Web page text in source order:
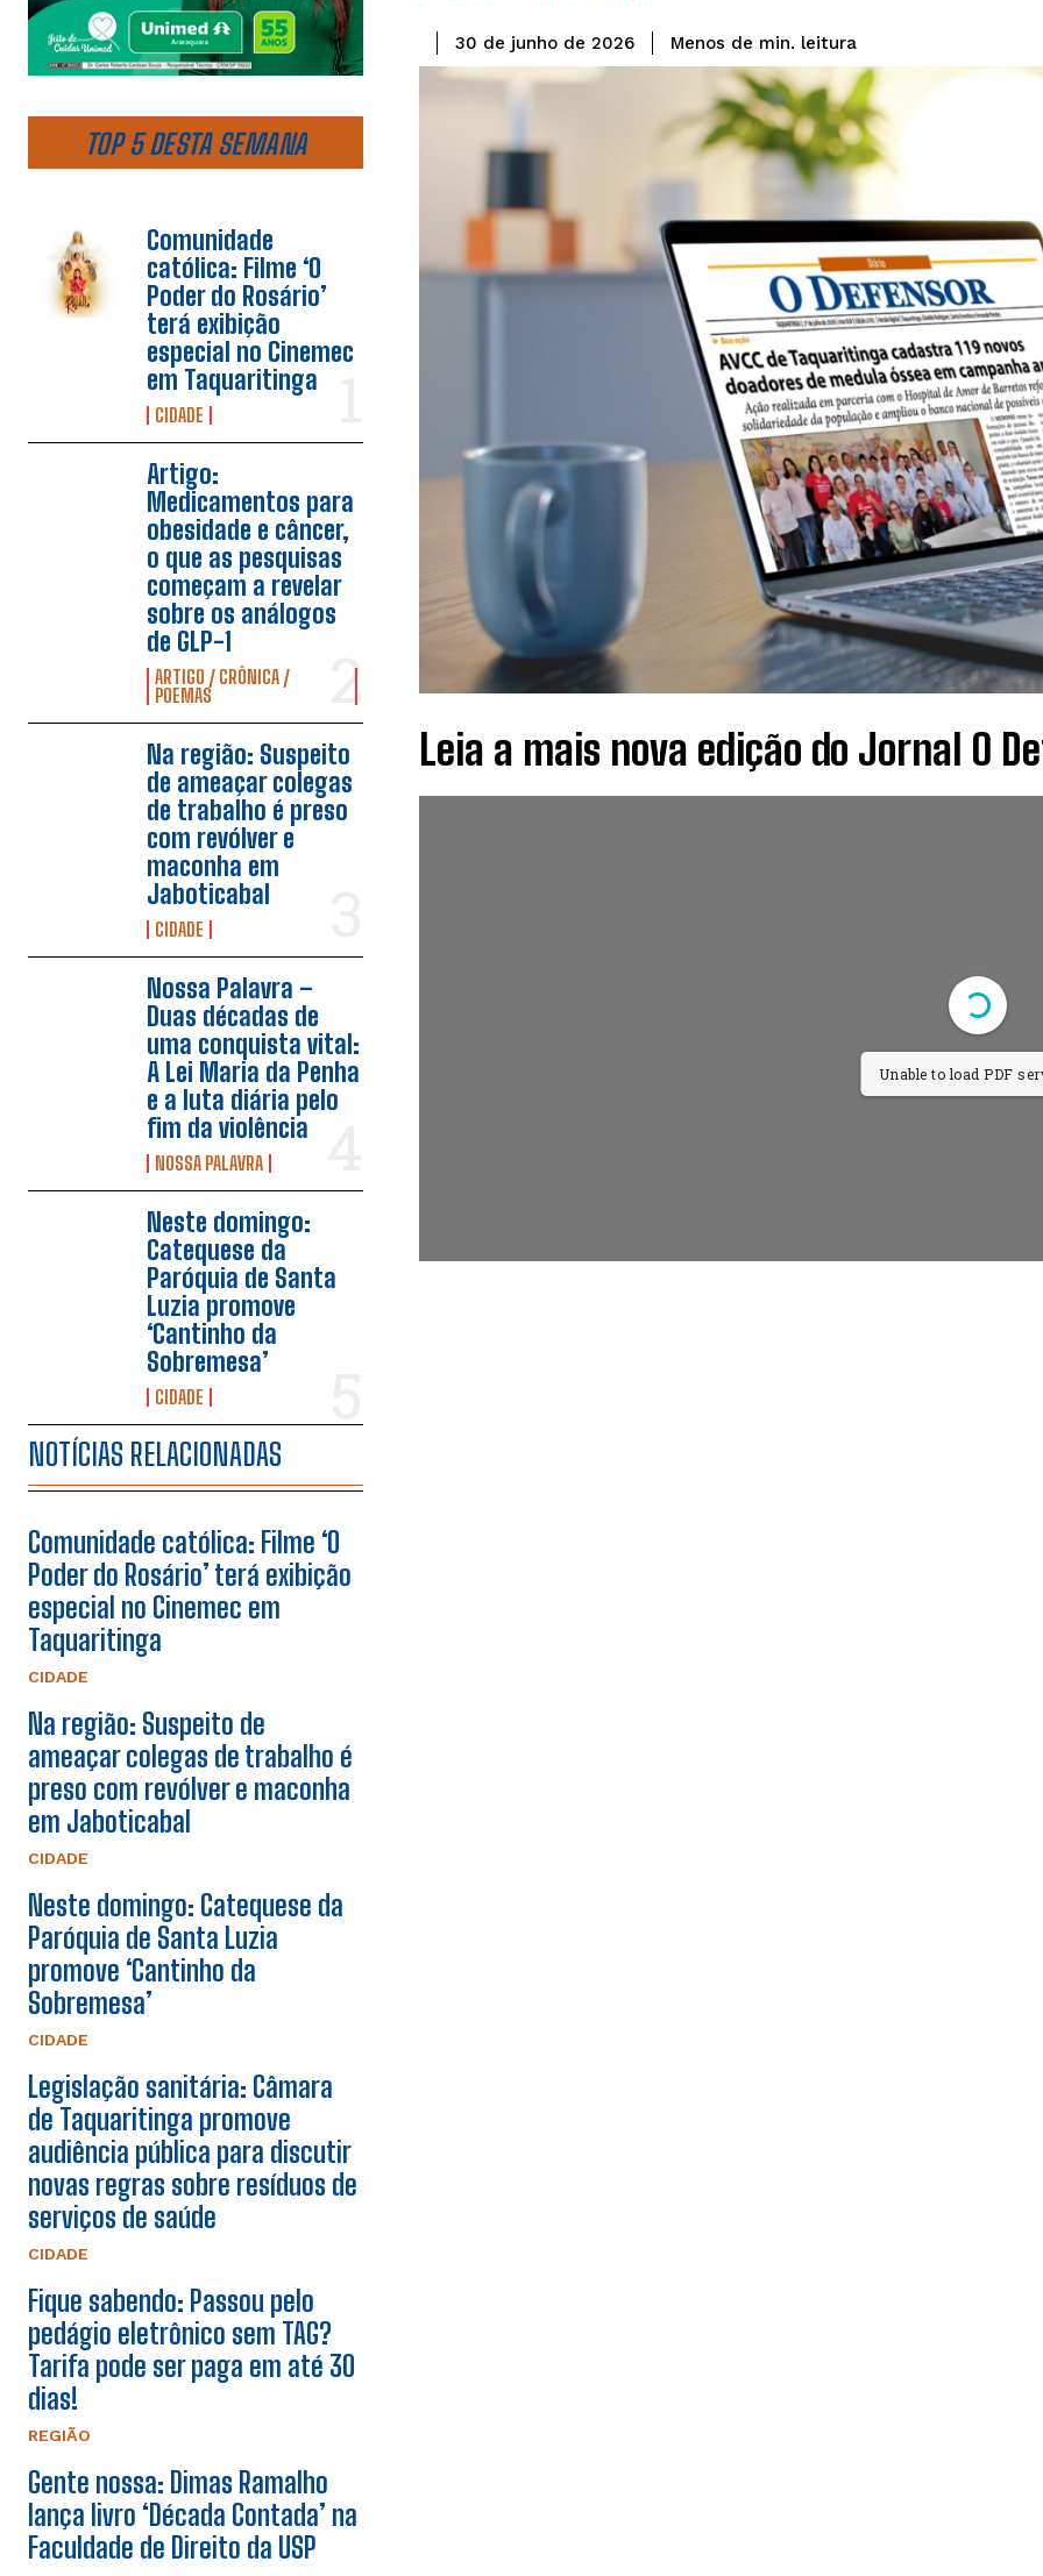
TOP 5 DESTA SEMANA
Comunidade
católica: Filme ‘O
Poder do Rosário’
terá exibição
especial no Cinemec
em Taquaritinga
CIDADE
Artigo:
Medicamentos para
obesidade e câncer,
o que as pesquisas
começam a revelar
sobre os análogos
de GLP-1
ARTIGO / CRÔNICA /
POEMAS
Na região: Suspeito
de ameaçar colegas
de trabalho é preso
com revólver e
maconha em
Jaboticabal
CIDADE
Nossa Palavra –
Duas décadas de
uma conquista vital:
A Lei Maria da Penha
e a luta diária pelo
fim da violência
NOSSA PALAVRA
Neste domingo:
Catequese da
Paróquia de Santa
Luzia promove
‘Cantinho da
Sobremesa’
CIDADE
NOTÍCIAS RELACIONADAS
Comunidade católica: Filme ‘O
Poder do Rosário’ terá exibição
especial no Cinemec em
Taquaritinga
CIDADE
Na região: Suspeito de
ameaçar colegas de trabalho é
preso com revólver e maconha
em Jaboticabal
CIDADE
Neste domingo: Catequese da
Paróquia de Santa Luzia
promove ‘Cantinho da
Sobremesa’
CIDADE
Legislação sanitária: Câmara
de Taquaritinga promove
audiência pública para discutir
novas regras sobre resíduos de
serviços de saúde
CIDADE
Fique sabendo: Passou pelo
pedágio eletrônico sem TAG?
Tarifa pode ser paga em até 30
dias!
REGIÃO
Gente nossa: Dimas Ramalho
lança livro ‘Década Contada’ na
Faculdade de Direito da USP
30 de junho de 2026 Menos de min. leitura
Leia a mais nova edição do Jornal O
Unable to load PDF